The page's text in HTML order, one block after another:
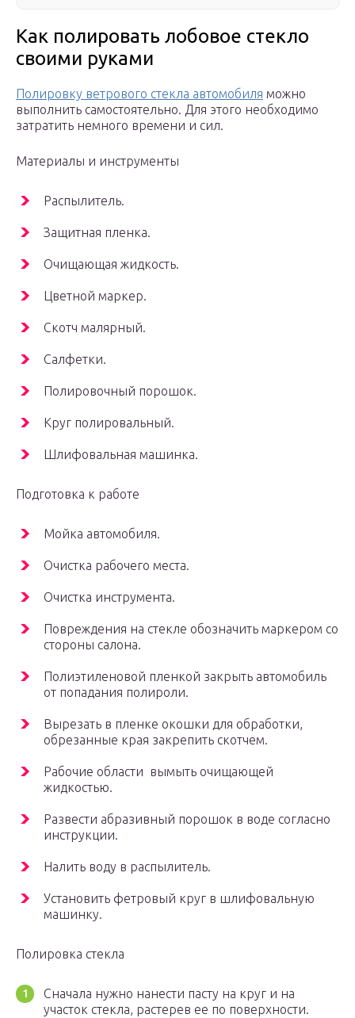
Как полировать лобовое стекло
своими руками
Полировку ветрового стекла автомобиля можно
выполнить самостоятельно. Для этого необходимо
затратить немного времени и сил.
Материалы и инструменты
Распылитель.
Защитная пленка.
Очищающая жидкость.
Цветной маркер.
Скотч малярный.
Салфетки.
Полировочный порошок.
Круг полировальный.
Шлифовальная машинка.
Подготовка к работе
Мойка автомобиля.
Очистка рабочего места.
Очистка инструмента.
Повреждения на стекле обозначить маркером со
стороны салона.
Полиэтиленовой пленкой закрыть автомобиль
от попадания полироли.
Вырезать в пленке окошки для обработки,
обрезанные края закрепить скотчем.
Рабочие области вымыть очищающей
жидкостью.
Развести абразивный порошок в воде согласно
инструкции.
Налить воду в распылитель.
Установить фетровый круг в шлифовальную
машинку.
Полировка стекла
Сначала нужно нанести пасту на круг и на
участок стекла, растерев ее по поверхности.